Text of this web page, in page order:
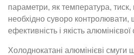
параметри, як температура, тиск,
необхідно суворо контролювати,
ефективність і якість алюмінієвої
Холоднокатані алюмінієві смуги